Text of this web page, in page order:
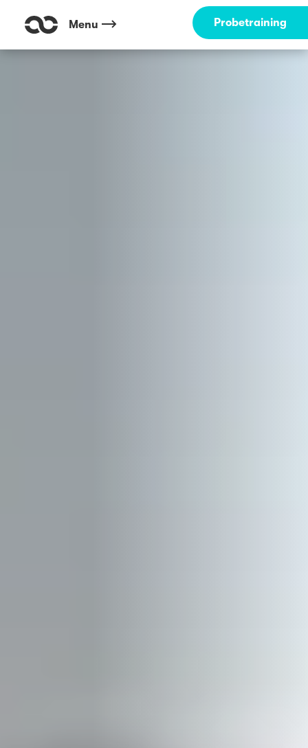
Menu Probetraining
Outdoor Fitness direkt um die Ecke: Mitte - Brunnenviertel Berlin ☀️